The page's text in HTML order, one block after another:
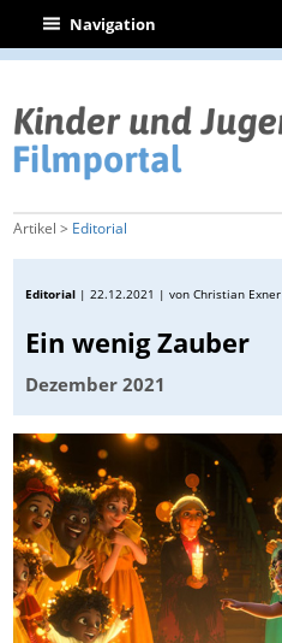
| Navigation
Artikel > Editorial
Editorial |22.12.2021 | von Christian Exner
Ein wenig Zauber
Dezember 2021